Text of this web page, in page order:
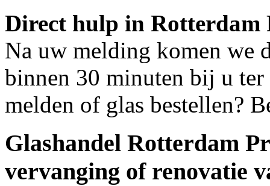
Direct hulp in Rotterdam
Na uw melding komen we
binnen 30 minuten bij u ter
melden of glas bestellen?
Glashandel Rotterdam
vervanging of renovatie